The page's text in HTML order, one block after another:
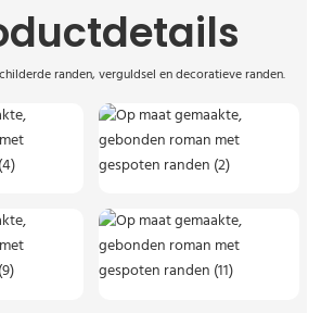
randen, verguldsel en decoratieve randen.